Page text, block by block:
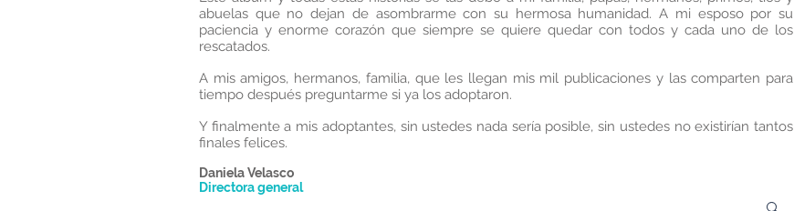
abuelas que no dejan de asombrarme con su hermosa humanidad. A mi esposo por su
paciencia y enorme corazón que siempre se quiere quedar con todos y cada uno de los
rescatados.
A mis amigos, hermanos, familia, que les llegan mis mil publicaciones y las comparten para
tiempo después preguntarme si ya los adoptaron.
Y finalmente a mis adoptantes, sin ustedes nada sería posible, sin ustedes no existirían tantos
finales felices.
Daniela Velasco
Directora general